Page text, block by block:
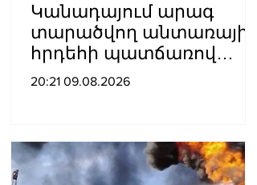
Կանադայում արագ
տարածվող անտառային
հրդեհի պատճառով
տարհանվել է գրեթե
20:21 09.08.2026